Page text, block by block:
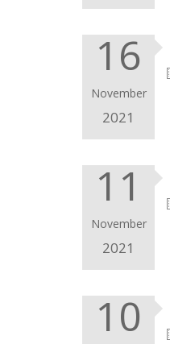
16
November
2021
11
November
2021
10